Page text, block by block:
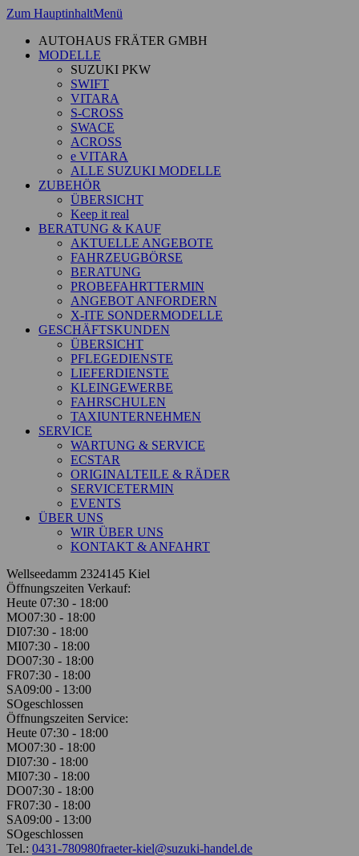
Zum HauptinhaltMenü
AUTOHAUS FRÄTER GMBH
MODELLE
SUZUKI PKW
SWIFT
VITARA
S-CROSS
SWACE
ACROSS
e VITARA
ALLE SUZUKI MODELLE
ZUBEHÖR
ÜBERSICHT
Keep it real
BERATUNG & KAUF
AKTUELLE ANGEBOTE
FAHRZEUGBÖRSE
BERATUNG
PROBEFAHRTTERMIN
ANGEBOT ANFORDERN
X-ITE SONDERMODELLE
GESCHÄFTSKUNDEN
ÜBERSICHT
PFLEGEDIENSTE
LIEFERDIENSTE
KLEINGEWERBE
FAHRSCHULEN
TAXIUNTERNEHMEN
SERVICE
WARTUNG & SERVICE
ECSTAR
ORIGINALTEILE & RÄDER
SERVICETERMIN
EVENTS
ÜBER UNS
WIR ÜBER UNS
KONTAKT & ANFAHRT
Wellseedamm 2324145 Kiel
Öffnungszeiten Verkauf:
Heute 07:30 - 18:00
MO07:30 - 18:00
DI07:30 - 18:00
MI07:30 - 18:00
DO07:30 - 18:00
FR07:30 - 18:00
SA09:00 - 13:00
SOgeschlossen
Öffnungszeiten Service:
Heute 07:30 - 18:00
MO07:30 - 18:00
DI07:30 - 18:00
MI07:30 - 18:00
DO07:30 - 18:00
FR07:30 - 18:00
SA09:00 - 13:00
SOgeschlossen
Tel.: 0431-780980fraeter-kiel@suzuki-handel.de